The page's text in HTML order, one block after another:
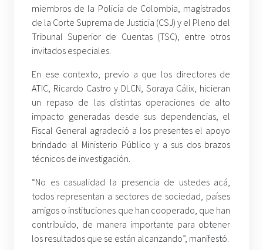
miembros de la Policía de Colombia, magistrados
de la Corte Suprema de Justicia (CSJ) y el Pleno del
Tribunal Superior de Cuentas (TSC), entre otros
invitados especiales.
En ese contexto, previo a que los directores de
ATIC, Ricardo Castro y DLCN, Soraya Cálix, hicieran
un repaso de las distintas operaciones de alto
impacto generadas desde sus dependencias, el
Fiscal General agradeció a los presentes el apoyo
brindado al Ministerio Público y a sus dos brazos
técnicos de investigación.
“No es casualidad la presencia de ustedes acá,
todos representan a sectores de sociedad, países
amigos o instituciones que han cooperado, que han
contribuido, de manera importante para obtener
los resultados que se están alcanzando”, manifestó.